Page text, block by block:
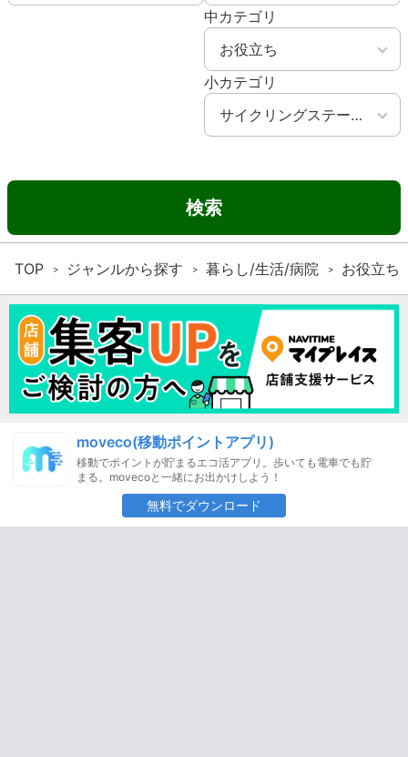
中カテゴリ
小カテゴリ
検索
TOP ジャンルから探す 暮らし/生活/病院 お役立ち
moveco(移動ポイントアプリ)
移動でポイントが貯まるエコ活アプリ。歩いても電車でも貯
まる。movecoと一緒にお出かけしよう！
無料でダウンロード